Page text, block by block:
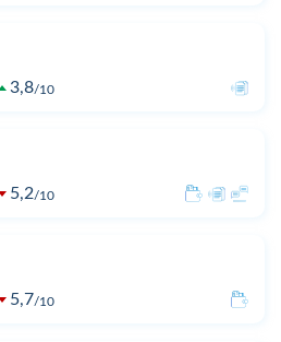
3,8 10
5,2 10
5,7 10